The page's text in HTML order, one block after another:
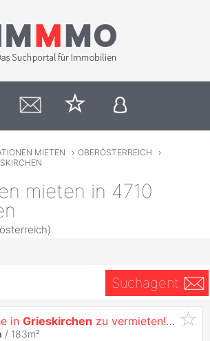
MIETEN › OBERÖSTERREICH
›
mieten in 4710
Suchagent
in Grieskirchen zu vermieten! Umbau nach Mieterwunsch möglich!
/ 183m²